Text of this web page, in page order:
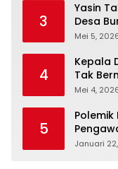
3
Yasin
Desa
Mei 5,
4
Kepala
Tak
Bunuh
Mei 4,
5
Polemik
Januari